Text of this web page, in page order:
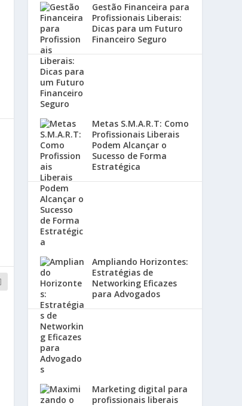
Gestão Financeira para
Profissionais Liberais:
Dicas para um Futuro
Financeiro Seguro
Metas S.M.A.R.T: Como
Profissionais Liberais
Podem Alcançar o
Sucesso de Forma
Estratégica
Ampliando Horizontes:
Estratégias de
Networking Eficazes
para Advogados
Marketing digital para
profissionais liberais